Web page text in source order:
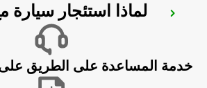
لماذا استئجار
خدمة المساعدة على الطريق على مدار